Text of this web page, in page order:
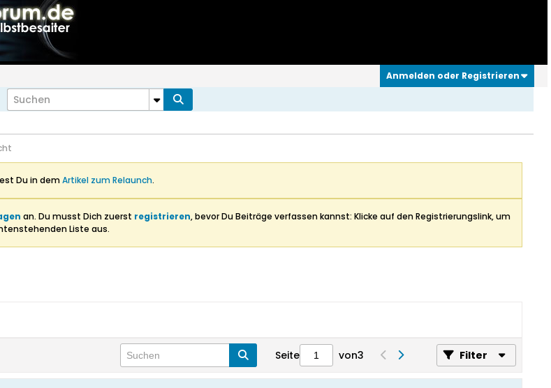
Anmelden oder Registrieren
Du in demArtikel zum Relaunch.
an. Du musst Dich zuerst registrieren, bevor Du Beiträge verfassen kannst: Klicke auf den Registrierungslink, um
Liste aus.
Seite von3 Filter